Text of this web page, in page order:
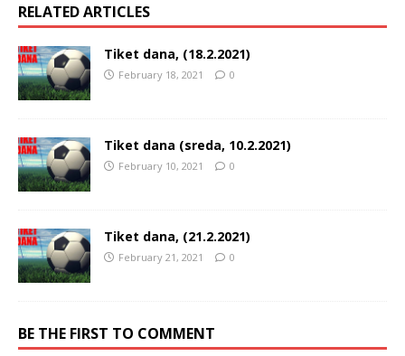
RELATED ARTICLES
Tiket dana, (18.2.2021)
February 18, 2021 0
Tiket dana (sreda, 10.2.2021)
February 10, 2021 0
Tiket dana, (21.2.2021)
February 21, 2021 0
BE THE FIRST TO COMMENT